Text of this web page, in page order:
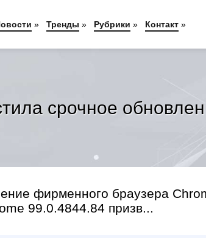
срочное
фирменного браузера
99.0.4844.84 призв...
» Тренды » Рубрики » Контакт »